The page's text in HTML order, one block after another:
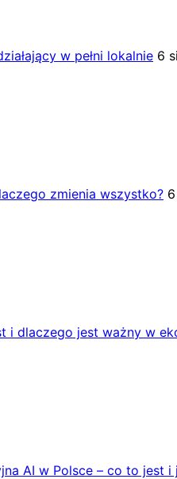
w pełni lokalnie 6
zmienia wszystko?
i dlaczego jest ważny w
AI w Polsce – co to jest